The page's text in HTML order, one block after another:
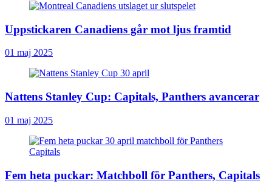
Uppstickaren Canadiens går mot ljus framtid
01 maj 2025
Nattens Stanley Cup: Capitals, Panthers avancerar
01 maj 2025
Fem heta puckar: Matchboll för Panthers, Capitals